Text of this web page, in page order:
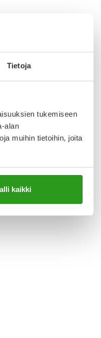
Tietoja
tukemiseen
alan
muihin tietoihin, joita
kaikki